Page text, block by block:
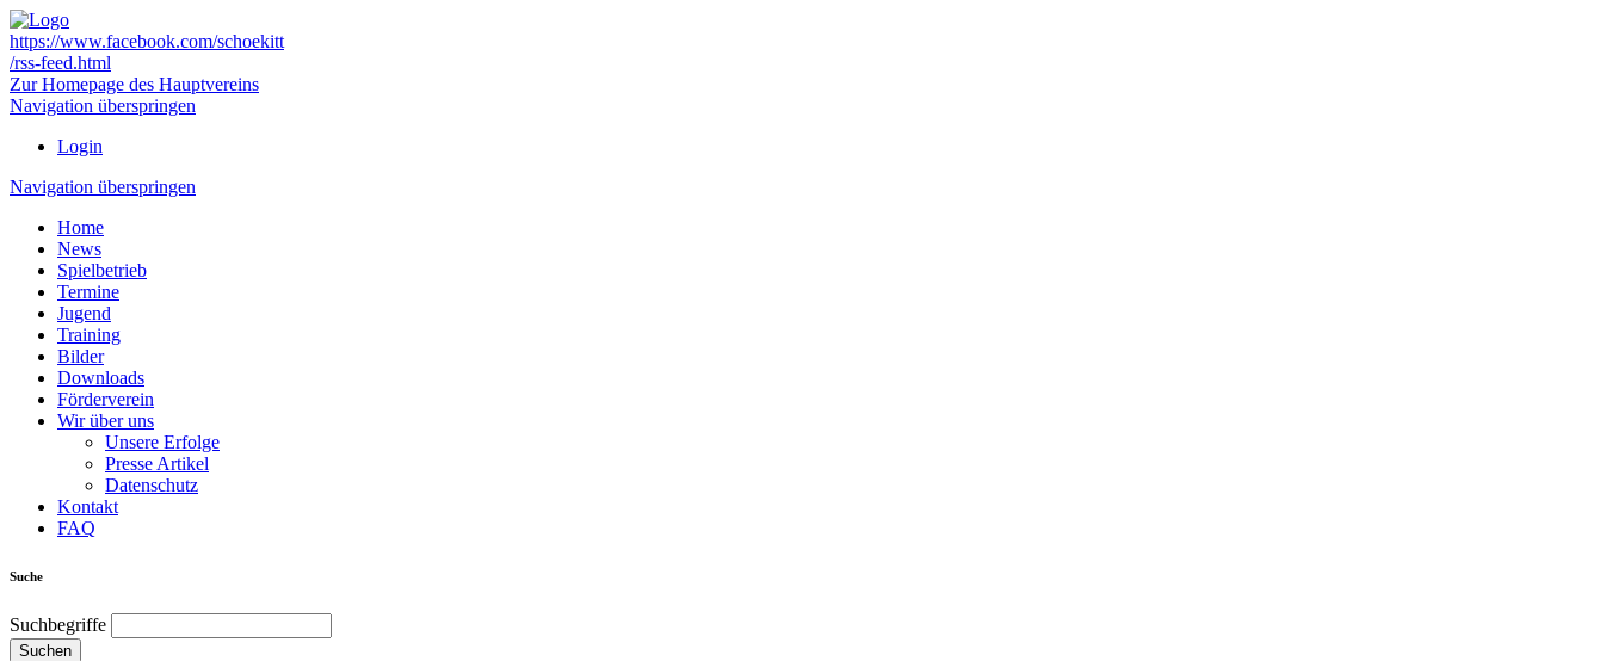
https://www.facebook.com/schoekitt
/rss-feed.html
Zur Homepage des Hauptvereins
Navigation überspringen
Login
Navigation überspringen
Home
News
Spielbetrieb
Termine
Jugend
Training
Bilder
Downloads
Förderverein
Wir über uns
Unsere Erfolge
Presse Artikel
Datenschutz
Kontakt
FAQ
Suche
Suchbegriffe
Suchen